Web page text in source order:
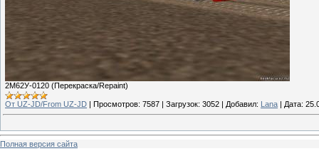
2М62У-0120 (Перекраска/Repaint)
От UZ-JD/From UZ-JD | Просмотров: 7587 | Загрузок: 3052 | Добавил: Lana | Дата:
Полная версия сайта